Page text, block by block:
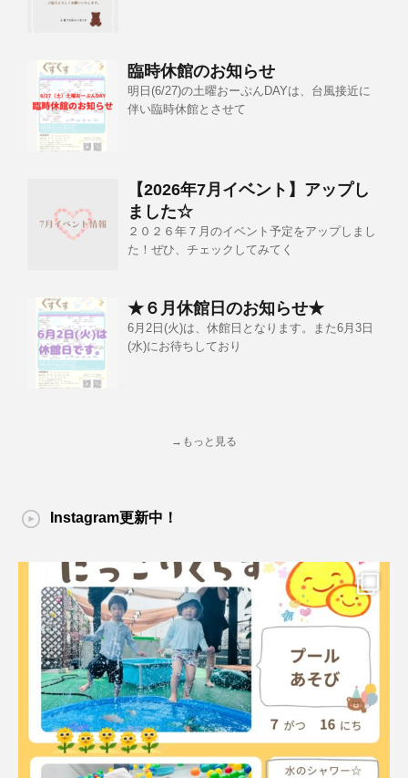
臨時休館のお知らせ
明日(6/27)の土曜おーぷんDAYは、台風接近に
伴い臨時休館とさせて
【2026年7月イベント】アップし
ました☆
２０２６年７月のイベント予定をアップしまし
た！ぜひ、チェックしてみてく
★６月休館日のお知らせ★
6月2日(火)は、休館日となります。また6月3日
(水)にお待ちしており
→もっと見る
Instagram更新中！